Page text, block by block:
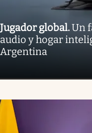
Jugador global.Un
audio y hogar
Argentina